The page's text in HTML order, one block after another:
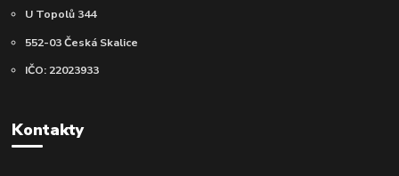
U Topolů 344
552-03 Česká Skalice
IČO: 22023933
Kontakty